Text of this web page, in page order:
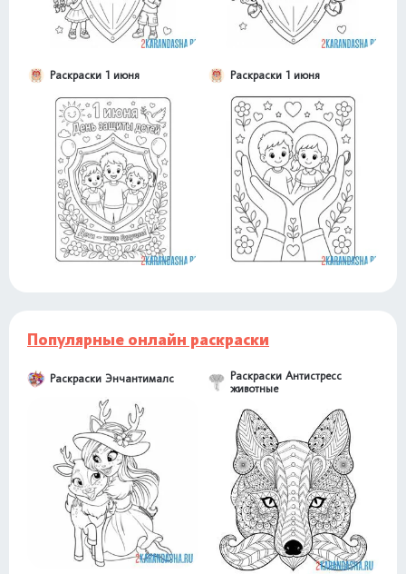
Раскраски 1 июня Раскраски 1 июня
Популярные онлайн раскраски
Раскраски Энчантималс
Раскраски Антистресс
животные